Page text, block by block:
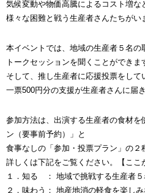
気候変動や物価高騰によるコスト増な
様々な困難と戦う生産者さんたちがい
本イベントでは、地域の生産者５名の
トークセッションを聞くことができま
そして、推し生産者に応援投票をして
一票500円分の支援が生産者さんに届
参加方法は、出演する生産者の食材を
ン（要事前予約）」と
食事なしの「参加・ 投票プラン」の２
詳しくは下記をご覧ください。【ここ
１．知る ： 地域で挑戦する生産者５
２．味わう： 地産地消の軽食を楽